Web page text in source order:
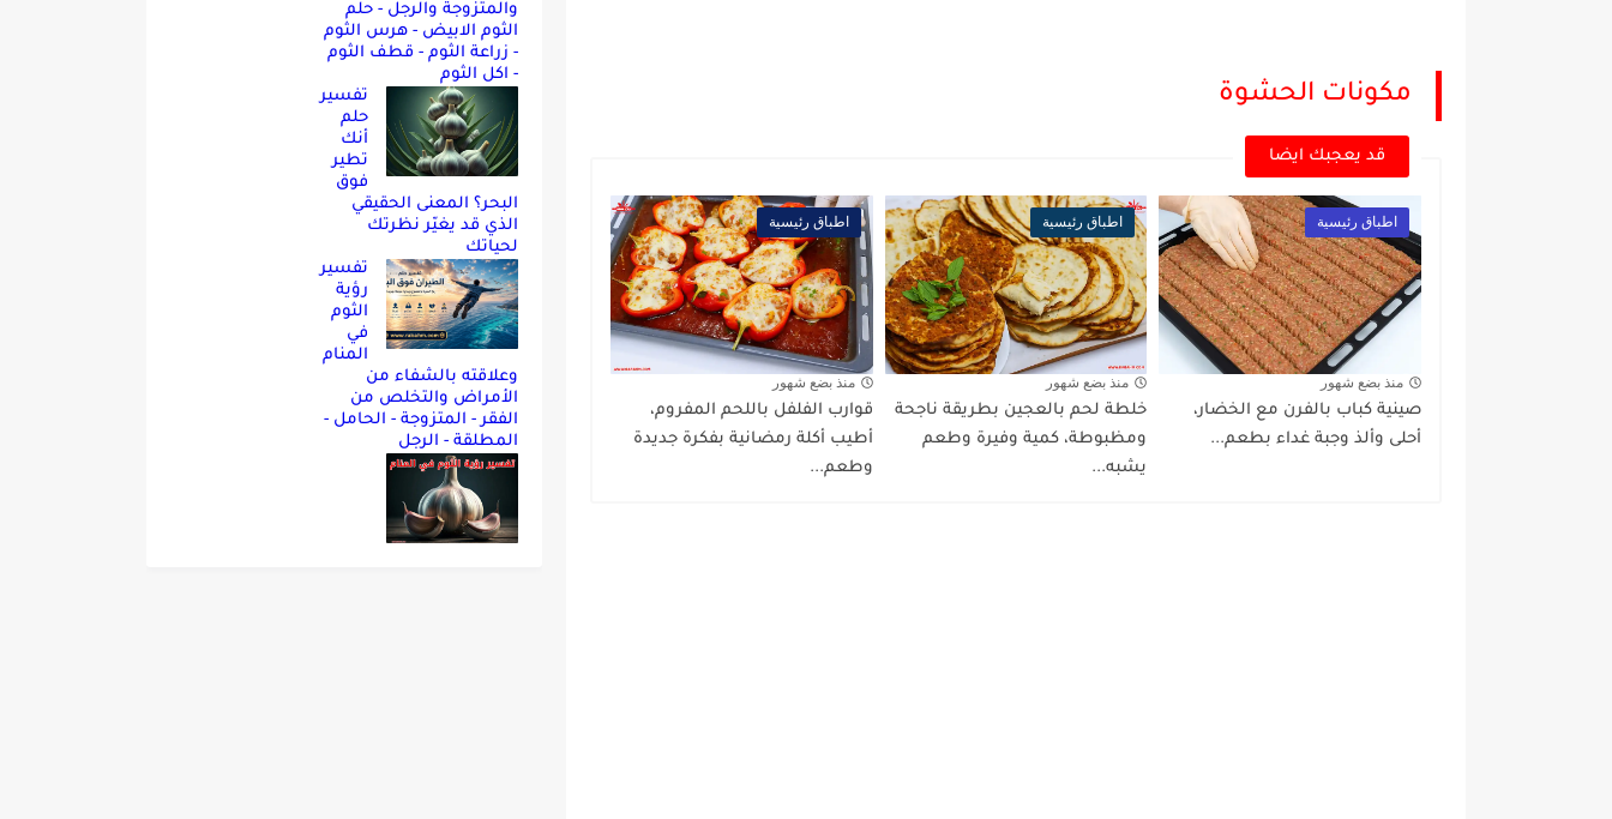
مكونات الحشوة
قد يعجبك ايضا
اطباق رئيسية
منذ بضع شهور
صينية كباب بالفرن مع الخضار،
أحلى وألذ وجبة غداء بطعم...
اطباق رئيسية
منذ بضع شهور
خلطة لحم بالعجين بطريقة ناجحة
ومظبوطة، كمية وفيرة وطعم
يشبه...
اطباق رئيسية
منذ بضع شهور
قوارب الفلفل باللحم المفروم،
أطيب أكلة رمضانية بفكرة جديدة
وطعم...
والمتزوجة والرجل - حلم
الثوم الابيض - هرس الثوم
- زراعة الثوم - قطف الثوم
- اكل الثوم
تفسير
حلم
أنك
تطير
فوق
البحر؟ المعنى الحقيقي
الذي قد يغيّر نظرتك
لحياتك
تفسير
رؤية
الثوم
في
المنام
وعلاقته بالشفاء من
الأمراض والتخلص من
الفقر - المتزوجة - الحامل -
المطلقة - الرجل